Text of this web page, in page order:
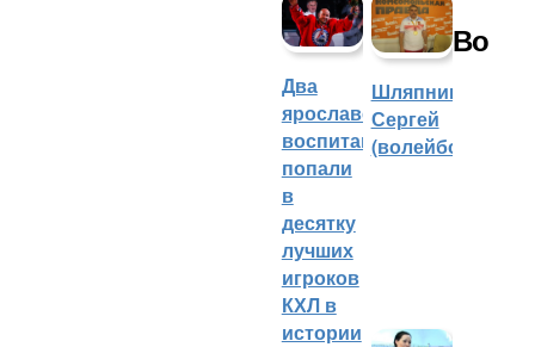
Два
ярославских
воспитанника
попали
в
десятку
лучших
игроков
КХЛ в
истории
Шляпников
Сергей
(волейбол)
Во